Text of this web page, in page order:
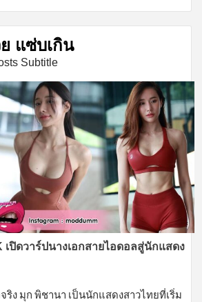
แซ่บเกิน
Subtitle
เปิดวาร์ปนางเอกสายไอดอลสู่นักแสดง
จริง มุก พิชานา เป็นนักแสดงสาวไทยที่เริ่ม